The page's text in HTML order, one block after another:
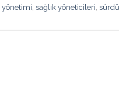
yönetimi, sağlık yöneticileri,